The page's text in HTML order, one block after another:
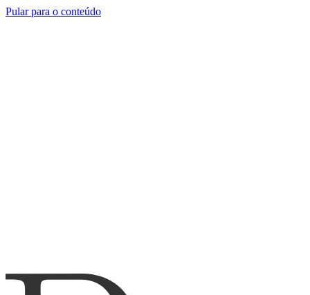
Pular para o conteúdo